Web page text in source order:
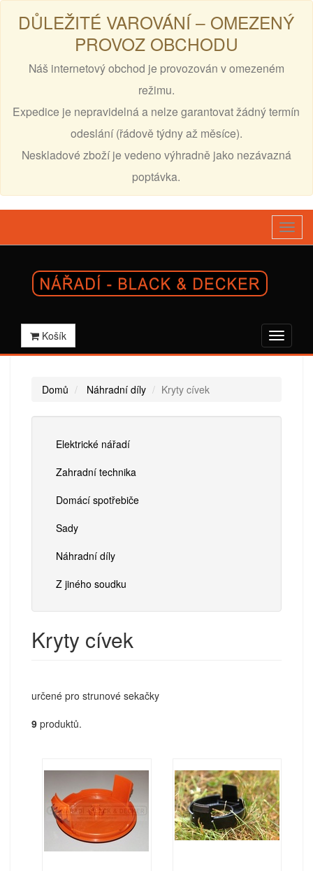
DŮLEŽITÉ VAROVÁNÍ – OMEZENÝ
PROVOZ OBCHODU
Náš internetový obchod je provozován v omezeném
režimu.
Expedice je nepravidelná a nelze garantovat žádný termín
odeslání (řádově týdny až měsíce).
Neskladové zboží je vedeno výhradně jako nezávazná
poptávka.
Košík
Domů Náhradní díly Kryty cívek
Elektrické nářadí
Zahradní technika
Domácí spotřebiče
Sady
Náhradní díly
Z jiného soudku
Kryty cívek
určené pro strunové sekačky
9 produktů.